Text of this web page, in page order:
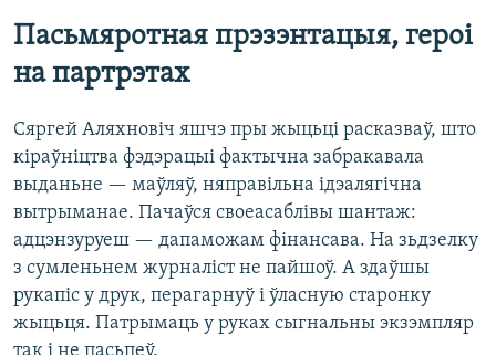
Пасьмяротная прэзэнтацыя, героі
на партрэтах
Сяргей Аляхновіч яшчэ пры жыцьці расказваў, што
кіраўніцтва фэдэрацыі фактычна забракавала
выданьне — маўляў, няправільна ідэалягічна
вытрыманае. Пачаўся своеасаблівы шантаж:
адцэнзуруеш — дапаможам фінансава. На зьдзелку
з сумленьнем журналіст не пайшоў. А здаўшы
рукапіс у друк, перагарнуў і ўласную старонку
жыцьця. Патрымаць у руках сыгнальны экзэмпляр